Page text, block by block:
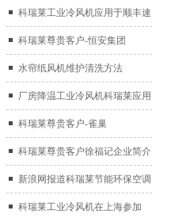
科瑞莱工业冷风机应用于顺丰速
运仓库通风降温
科瑞莱尊贵客户-恒安集团
水帘纸风机维护清洗方法
厂房降温工业冷风机科瑞莱应用
于广州制鞋厂
科瑞莱尊贵客户-雀巢
科瑞莱尊贵客户徐福记企业简介
新浪网报道科瑞莱节能环保空调
扇
科瑞莱工业冷风机在上海参加